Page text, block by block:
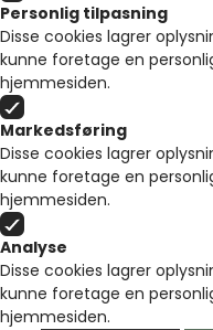
Personlig tilpasning
Disse cookies lagrer
kunne foretage en
hjemmesiden.
Markedsføring
Disse cookies lagrer
kunne foretage en
hjemmesiden.
Analyse
Disse cookies lagrer
kunne foretage en
hjemmesiden.